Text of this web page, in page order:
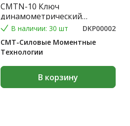
CMTN-10 Ключ
динамометрический
предельного типа 2-10 Nm.
кг
В наличии: 30 шт
DKP00002
СМТ-Силовые Моментные
Технологии
В корзину